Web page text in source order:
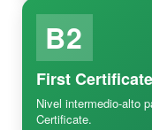
B2
First
Nivel intermedio-alto
Certificate.